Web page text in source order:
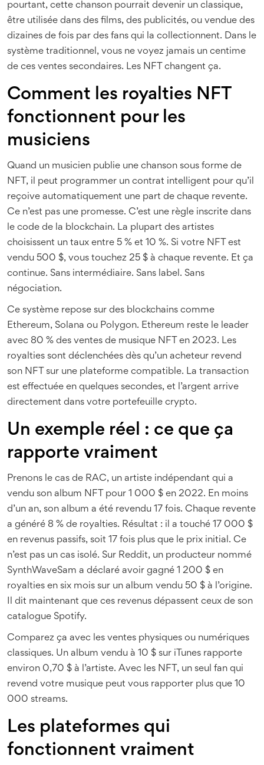
pourtant, cette chanson pourrait devenir un classique,
être utilisée dans des films, des publicités, ou vendue des
dizaines de fois par des fans qui la collectionnent. Dans le
système traditionnel, vous ne voyez jamais un centime
de ces ventes secondaires. Les NFT changent ça.
Comment les royalties NFT
fonctionnent pour les
musiciens
Quand un musicien publie une chanson sous forme de
NFT, il peut programmer un contrat intelligent pour qu’il
reçoive automatiquement une part de chaque revente.
Ce n’est pas une promesse. C’est une règle inscrite dans
le code de la blockchain. La plupart des artistes
choisissent un taux entre 5 % et 10 %. Si votre NFT est
vendu 500 $, vous touchez 25 $ à chaque revente. Et ça
continue. Sans intermédiaire. Sans label. Sans
négociation.
Ce système repose sur des blockchains comme
Ethereum, Solana ou Polygon. Ethereum reste le leader
avec 80 % des ventes de musique NFT en 2023. Les
royalties sont déclenchées dès qu’un acheteur revend
son NFT sur une plateforme compatible. La transaction
est effectuée en quelques secondes, et l’argent arrive
directement dans votre portefeuille crypto.
Un exemple réel : ce que ça
rapporte vraiment
Prenons le cas de RAC, un artiste indépendant qui a
vendu son album NFT pour 1 000 $ en 2022. En moins
d’un an, son album a été revendu 17 fois. Chaque revente
a généré 8 % de royalties. Résultat : il a touché 17 000 $
en revenus passifs, soit 17 fois plus que le prix initial. Ce
n’est pas un cas isolé. Sur Reddit, un producteur nommé
SynthWaveSam a déclaré avoir gagné 1 200 $ en
royalties en six mois sur un album vendu 50 $ à l’origine.
Il dit maintenant que ces revenus dépassent ceux de son
catalogue Spotify.
Comparez ça avec les ventes physiques ou numériques
classiques. Un album vendu à 10 $ sur iTunes rapporte
environ 0,70 $ à l’artiste. Avec les NFT, un seul fan qui
revend votre musique peut vous rapporter plus que 10
000 streams.
Les plateformes qui
fonctionnent vraiment